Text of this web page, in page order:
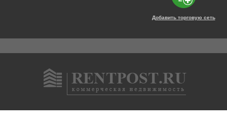
Добавить торговую сеть